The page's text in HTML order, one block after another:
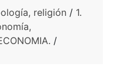
religión / 1.
/